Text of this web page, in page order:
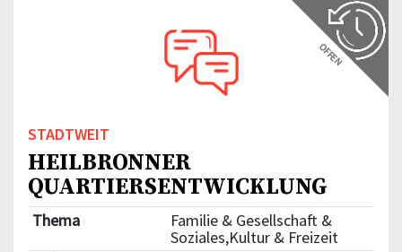
STADTWEIT
HEILBRONNER
QUARTIERSENTWICKLUNG
Thema
Familie & Gesellschaft &
Soziales,Kultur & Freizeit
OFFEN